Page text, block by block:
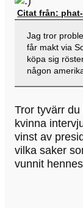
Citat från:
Jag tror
får makt via
köpa sig
någon
Tror tyvärr
kvinna
vinst av
vilka saker
vunnit